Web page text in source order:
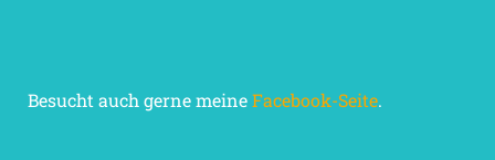
Besucht auch gerne meineFacebook-Seite.